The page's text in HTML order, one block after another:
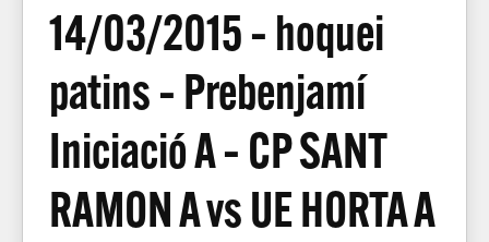
14/03/2015 – hoquei
patins – Prebenjamí
Iniciació A – CP SANT
RAMON A vs UE HORTA A